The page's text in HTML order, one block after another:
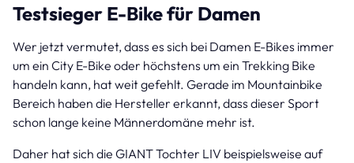
Testsieger E-Bike für Damen
Wer jetzt vermutet, dass es sich bei Damen E-Bikes immer
um ein City E-Bike oder höchstens um ein Trekking Bike
handeln kann, hat weit gefehlt. Gerade im Mountainbike
Bereich haben die Hersteller erkannt, dass dieser Sport
schon lange keine Männerdomäne mehr ist.
Daher hat sich die GIANT Tochter LIV beispielsweise auf